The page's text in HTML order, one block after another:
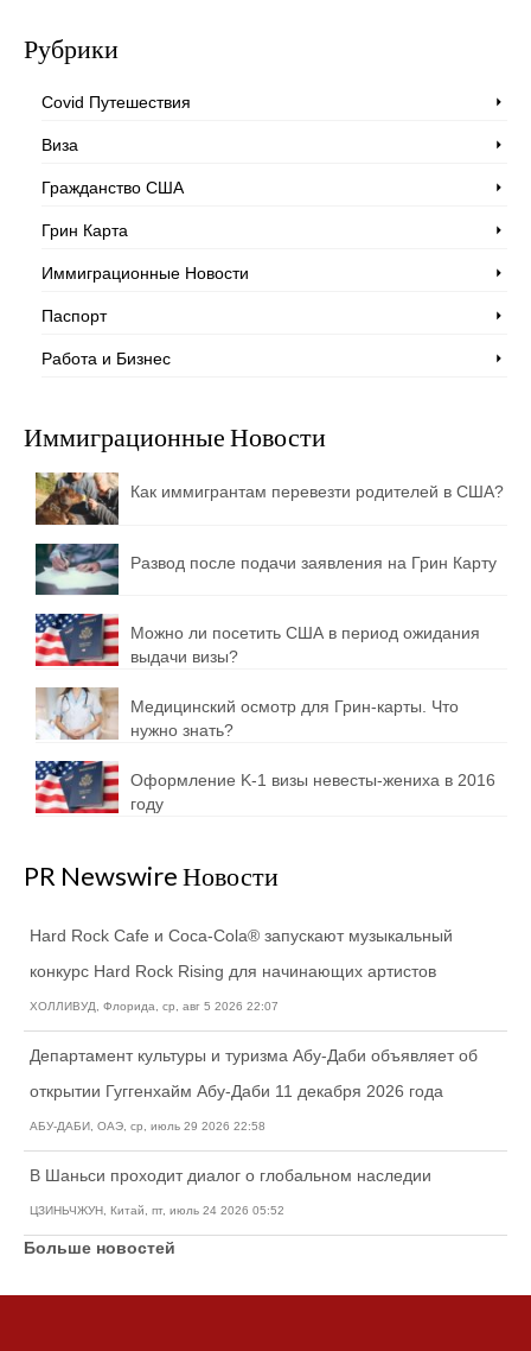
Рубрики
Covid Путешествия
Виза
Гражданство США
Грин Карта
Иммиграционные Новости
Паспорт
Работа и Бизнес
Иммиграционные Новости
Как иммигрантам перевезти родителей в США?
Развод после подачи заявления на Грин Карту
Можно ли посетить США в период ожидания
выдачи визы?
Медицинский осмотр для Грин-карты. Что
нужно знать?
Оформление K-1 визы невесты-жениха в 2016
году
PR Newswire Новости
Hard Rock Cafe и Coca-Cola® запускают музыкальный
конкурс Hard Rock Rising для начинающих артистов
ХОЛЛИВУД, Флорида, ср, авг 5 2026 22:07
Департамент культуры и туризма Абу-Даби объявляет об
открытии Гуггенхайм Абу-Даби 11 декабря 2026 года
АБУ-ДАБИ, ОАЭ, ср, июль 29 2026 22:58
В Шаньси проходит диалог о глобальном наследии
ЦЗИНЬЧЖУН, Китай, пт, июль 24 2026 05:52
Больше новостей